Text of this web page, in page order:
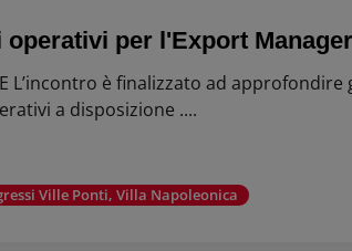
operativi per l'Export
L’incontro è finalizzato ad approfondire
a disposizione ....
Ville Ponti, Villa Napoleonica